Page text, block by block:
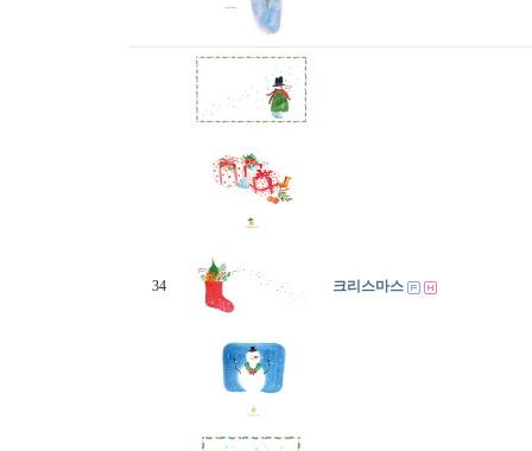
34 크리스마스